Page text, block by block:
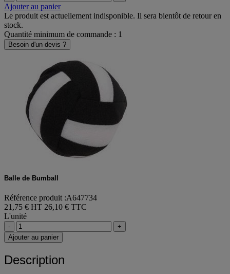
-
Ajouter au panier
Le produit est actuellement indisponible. Il sera bientôt de retour en
stock.
Quantité minimum de commande : 1
Référence produit :A647734
21,75 € HT
L'unité
-
Description